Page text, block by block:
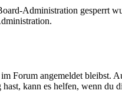
Administration gesperrt
Forum angemeldet bleibst.
kann es helfen, wenn du